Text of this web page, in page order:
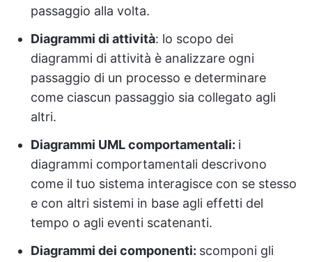
passaggio alla volta.
Diagrammi di attività: lo scopo dei
diagrammi di attività è analizzare ogni
passaggio di un processo e determinare
come ciascun passaggio sia collegato agli
altri.
Diagrammi UML comportamentali: i
diagrammi comportamentali descrivono
come il tuo sistema interagisce con se stesso
e con altri sistemi in base agli effetti del
tempo o agli eventi scatenanti.
Diagrammi dei componenti: scomponi gli